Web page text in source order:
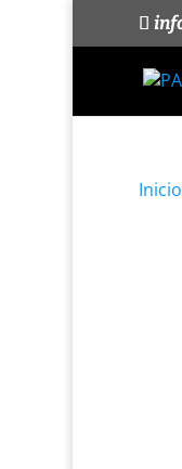
Inicio